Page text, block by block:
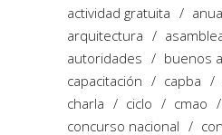
actividad gratuita
arquitectura
autoridades
buenos
capacitación
capba
charla
ciclo cmao
concurso nacional